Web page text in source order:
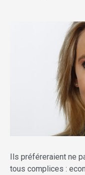
Ils préféreraient ne
tous complices :